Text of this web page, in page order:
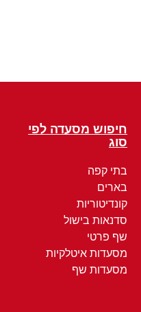
חיפוש מסעדה לפי
סוג
בתי קפה
בארים
קונדיטוריות
סדנאות בישול
שף פרטי
מסעדות איטלקיות
מסעדות שף